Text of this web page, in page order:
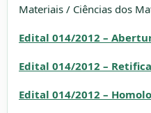
Materiais / Ciências dos
Edital 014/2012 –
Edital 014/2012 –
Edital 014/2012 –